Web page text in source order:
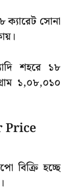
সোনা
শহরে ১৮
১,০৮,০১০
Price
হচ্ছে